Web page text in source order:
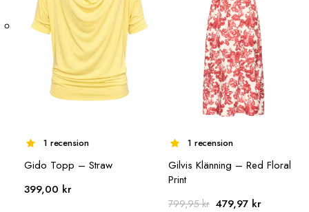
produktsidan
1 recension
Gido Topp – Straw
399,00 kr
produktsidan
1 recension
Gilvis Klänning – Red Floral
Print
799,95kr Det
479,97 krDet